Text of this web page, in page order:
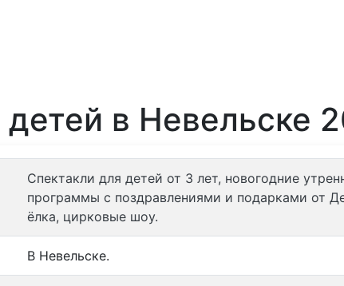
в Невельске
Спектакли для детей от 3 лет, новогодние
программы с поздравлениями и подарками от
ёлка, цирковые шоу.
В Невельске.